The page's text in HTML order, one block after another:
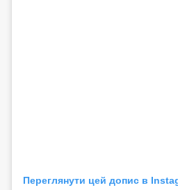
Переглянути цей допис в